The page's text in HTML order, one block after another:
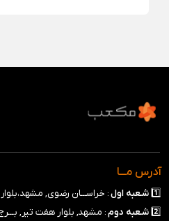
آدرس مـــا
1️⃣ شـعبه اول: خراســـان رضوی,
2️⃣ شـعبه دوم: مشهد, بلوار هفت تیر, بـــرج